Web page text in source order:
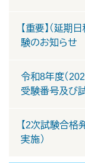
【重要】（延
験のお知らせ
令和8年度（
受験番号及び
【2次試験合格
実施）